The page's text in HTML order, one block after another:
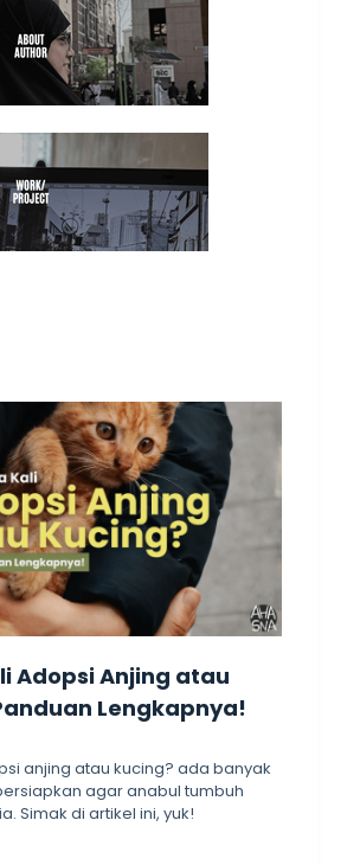
Adopsi Anjing atau
Lengkapnya!
anjing atau kucing? ada banyak
agar anabul tumbuh
Simak di artikel ini, yuk!